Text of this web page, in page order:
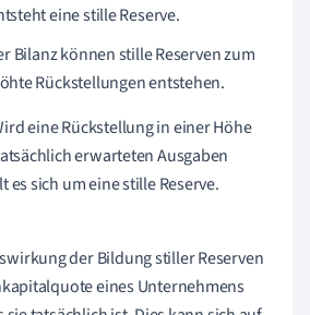
eine stille Reserve.
Bilanz können stille Reserven zum
Rückstellungen entstehen.
eine Rückstellung in einer Höhe
erwarteten Ausgaben
es sich um eine stille Reserve.
der Bildung stiller Reserven
eines Unternehmens